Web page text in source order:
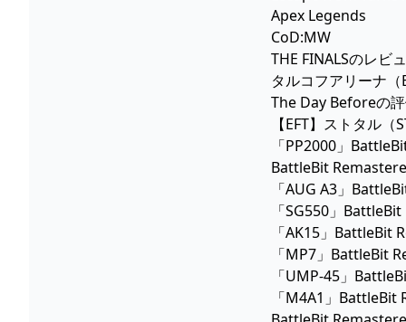
Apex Legends
CoD:MW
THE FINALSのレビ
タルコフアリーナ
The Day Beforeの
【EFT】ストタル
「PP2000」
BattleBit
「AUG A3」
「SG550」
「AK15」BattleBit
「MP7」BattleBit
「UMP-45」
「M4A1」